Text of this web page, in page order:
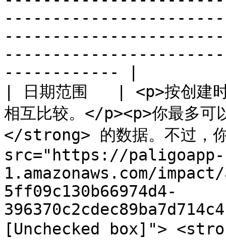
------------ |
| 日期范围   | <p>按创建时
相互比较。</p><p>你最多
</strong> 的数据。不过，
src="https://paligoapp-
1.amazonaws.com/
5ff09c130b66974d4-
[Unchecked box]">